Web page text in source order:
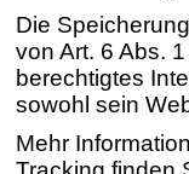
Die
von Art. 6 Abs.
berechtigtes
sowohl sein
Mehr